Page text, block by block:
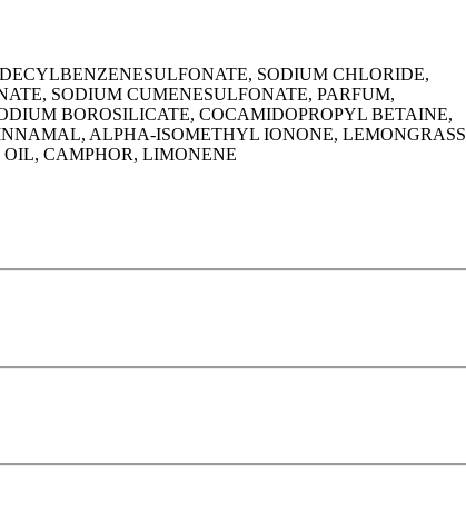
SODIUM CHLORIDE,
SODIUM CUMENESULFONATE, PARFUM,
BOROSILICATE, COCAMIDOPROPYL BETAINE,
ALPHA-ISOMETHYL IONONE, LEMONGRASS
CAMPHOR, LIMONENE